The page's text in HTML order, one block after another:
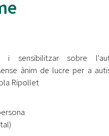
d'Ajuts per a l'autoocupació
de 5 milions d'euros del Pla de
de la seva 16a edició i dona el
ulleres gratuïtes per veure
i sensibilitzar sobre
ànim de lucre per a
Ripollet